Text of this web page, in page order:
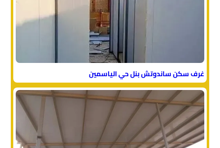
غرف سكن ساندوتش بنل حي الياسمين